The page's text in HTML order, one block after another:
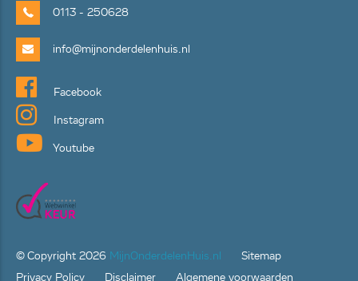
0113 - 250628
info@mijnonderdelenhuis.nl
Facebook
Instagram
Youtube
© Copyright 2026 MijnOnderdelenHuis.nl
Sitemap
Privacy Policy
Disclaimer Algemene voorwaarden